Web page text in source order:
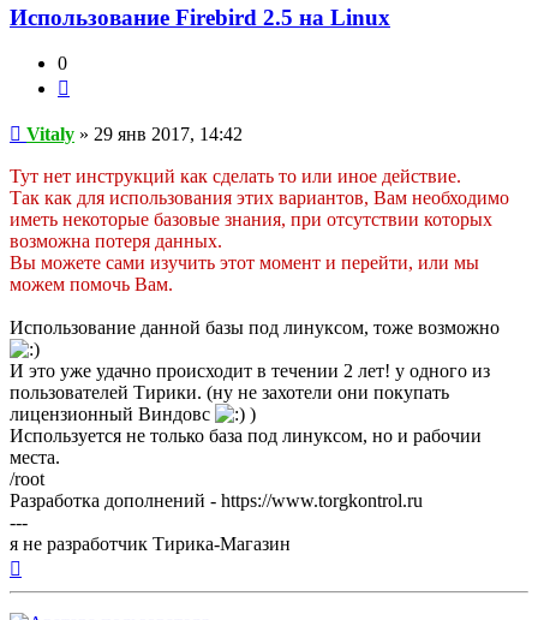
Использование Firebird 2.5 на Linux
0
Сообщение
Vitaly » 29 янв 2017, 14:42
Тут нет инструкций как сделать то или иное действие.
Так как для использования этих вариантов, Вам необходимо
иметь некоторые базовые знания, при отсутствии которых
возможна потеря данных.
Вы можете сами изучить этот момент и перейти, или мы
можем помочь Вам.
Использование данной базы под линуксом, тоже возможно
И это уже удачно происходит в течении 2 лет! у одного из
пользователей Тирики. (ну не захотели они покупать
лицензионный Виндовс
)
Используется не только база под линуксом, но и рабочии
места.
/root
Разработка дополнений - https://www.torgkontrol.ru
---
я не разработчик Тирика-Магазин
к
началу